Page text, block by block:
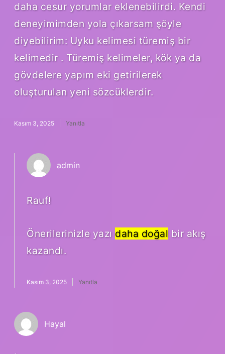
daha cesur yorumlar eklenebilirdi. Kendi
deneyimimden yola çıkarsam şöyle
diyebilirim: Uyku kelimesi türemiş bir
kelimedir . Türemiş kelimeler, kök ya da
gövdelere yapım eki getirilerek
oluşturulan yeni sözcüklerdir.
Kasım 3, 2025 Yanıtla
admin
Rauf!
Önerilerinizle yazı daha doğal bir akış
kazandı.
Kasım 3, 2025 Yanıtla
Hayal